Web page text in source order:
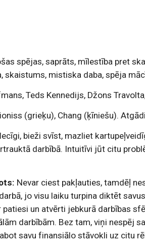
spējas, saprāts, mīlestība pret
skaistums, mistiska daba, spēja
Teds Kennedijs, Džons
(grieķu), Chang (ķīniešu).
bieži svīst, mazliet
darbībā. Intuitīvi jūt citu
Nevar ciest pakļauties, tamdēļ
jo visu laiku turpina diktēt
un atvērti jebkurā darbības
darbībām. Bez tam, viņi nespēj
savu finansiālo stāvokli uz citu